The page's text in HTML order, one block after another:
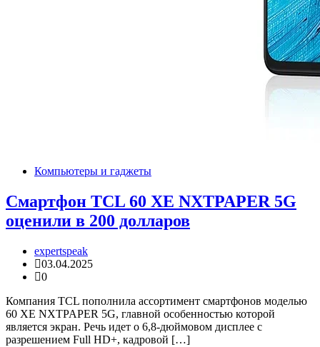
Компьютеры и гаджеты
Смартфон TCL 60 XE NXTPAPER 5G
оценили в 200 долларов
expertspeak
03.04.2025
0
Компания TCL пополнила ассортимент смартфонов моделью
60 XE NXTPAPER 5G, главной особенностью которой
является экран. Речь идет о 6,8-дюймовом дисплее с
разрешением Full HD+, кадровой […]